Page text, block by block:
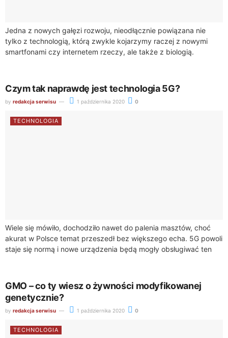
Jedna z nowych gałęzi rozwoju, nieodłącznie powiązana nie
tylko z technologią, którą zwykle kojarzymy raczej z nowymi
smartfonami czy internetem rzeczy, ale także z biologią.
Czym tak naprawdę jest technologia 5G?
by redakcja serwisu 1 października 2020 0
TECHNOLOGIA
Wiele się mówiło, dochodziło nawet do palenia masztów, choć
akurat w Polsce temat przeszedł bez większego echa. 5G powoli
staje się normą i nowe urządzenia będą mogły obsługiwać ten
GMO – co ty wiesz o żywności modyfikowanej
genetycznie?
by redakcja serwisu 1 października 2020 0
TECHNOLOGIA